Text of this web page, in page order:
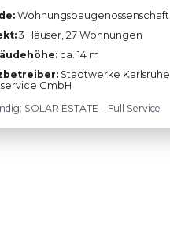
Wohnungsbaugenossenschaft
3 Häuser, 27 Wohnungen
ca. 14 m
Stadtwerke Karlsruhe
GmbH
SOLAR ESTATE – Full Service